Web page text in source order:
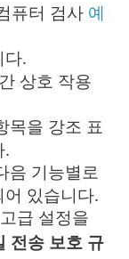
퓨터 검사 예
다.
상호 작용
목을 강조 표
.
음 기능별로
있습니다.
급 설정을
전송 보호 규